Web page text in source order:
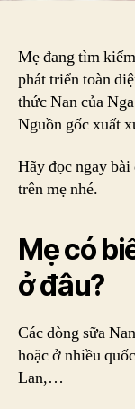
Mẹ đang tìm
phát triển toàn
thức Nan của
Nguồn gốc xuất
Hãy đọc ngay
trên mẹ nhé.
Mẹ có
ở đâu?
Các dòng sữa
hoặc ở nhiều
Lan,…